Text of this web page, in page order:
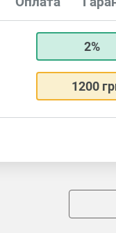
2%
1200